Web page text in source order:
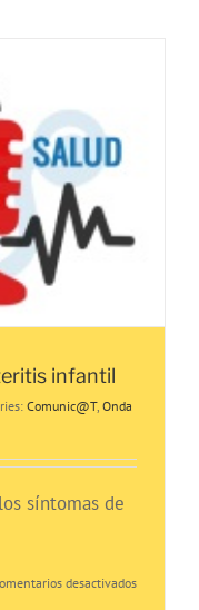
infantil
Comunic@T, Onda
síntomas de
desactivadosen